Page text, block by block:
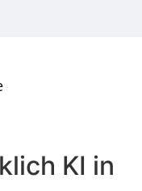
KI in